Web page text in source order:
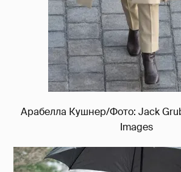
Арабелла Кушнер/Фото: Jack
Images